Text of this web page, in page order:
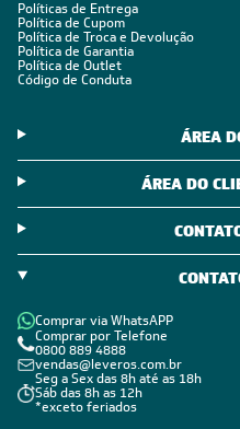
Políticas de Entrega
Política de Cupom
Política de Troca e Devolução
Política de Garantia
Política de Outlet
Código de Conduta
ÁREA
ÁREA DO
Comprar via WhatsAPP
Comprar por Telefone
0800 889 4888
vendas@leveros.com.br
Seg a Sex das 8h até as 18h
Sáb das 8h as 12h
*exceto feriados